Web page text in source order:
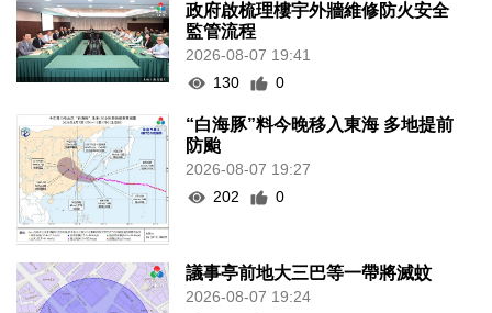
政府啟梳理樓宇外牆維修防火安全
監管流程
2026-08-07 19:41
130
0
“白海豚”料今晚移入東海 多地提前
防颱
2026-08-07 19:27
202
0
議事亭前地大三巴等一帶將滅蚊
2026-08-07 19:24